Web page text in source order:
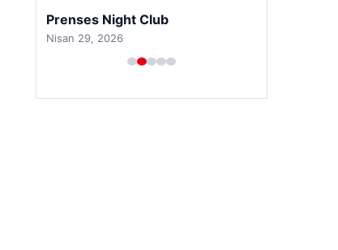
Prenses Night Club
Nisan 29, 2026